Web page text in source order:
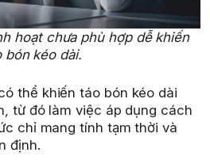
hoạt chưa phù hợp dễ khiến
bón kéo dài.
thể khiến táo bón kéo dài
từ đó làm việc áp dụng cách
chỉ mang tính tạm thời và
định.